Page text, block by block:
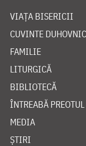
VIAȚA BISERICII
CUVINTE
FAMILIE
LITURGICĂ
BIBLIOTECĂ
ÎNTREABĂ PREOTUL
MEDIA
ȘTIRI